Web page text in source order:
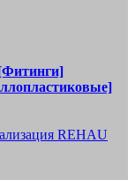
REHAU